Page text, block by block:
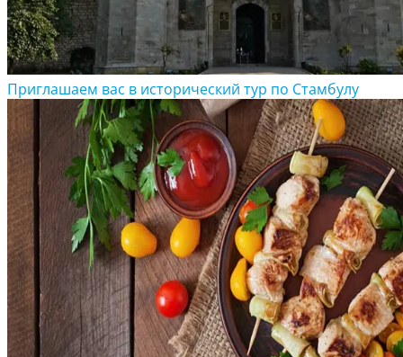
Приглашаем вас в исторический тур по Стамбулу